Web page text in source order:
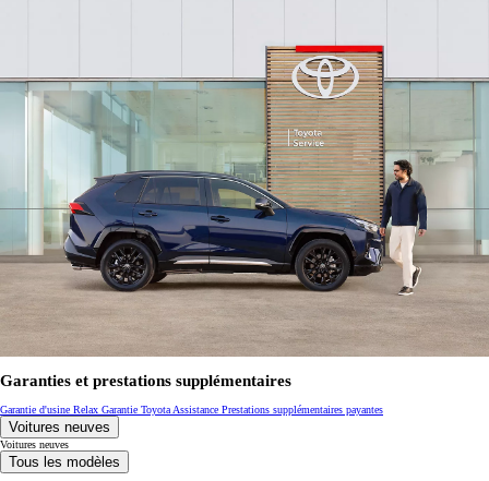
Garanties et prestations supplémentaires
Garantie d'usine Relax Garantie Toyota Assistance Prestations supplémentaires payantes
Voitures neuves
Voitures neuves
Tous les modèles